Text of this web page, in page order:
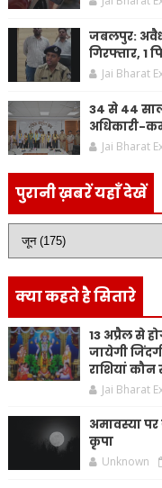
जबलपुर: अवैध
गिरफ्तार, 1
Jai Bharat
34 से 44
अधिकारी-
Jai Bharat
पुरानी ख़बरें यहाँ देखें
क्या कहते है सितारे
13 अप्रैल से
जायेगी
राशियां कौन
Jai Bharat
अमावस्या
कृपा
Unknown